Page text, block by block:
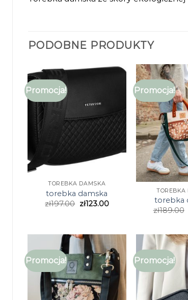
PODOBNE PRODUKTY
Promocja!
TOREBKA DAMSKA
torebka damska
zł197.00 zł123.00
Promocja!
TOREBKA
torebka
zł189.00
Promocja! Promocja!